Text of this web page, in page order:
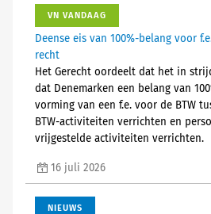
VN VANDAAG
Deense eis van 100%-belang voor
recht
Het Gerecht oordeelt dat het in
dat Denemarken een belang van
vorming van een f.e. voor de BTW
BTW-activiteiten verrichten en
vrijgestelde activiteiten verrichten.
16 juli 2026
NIEUWS